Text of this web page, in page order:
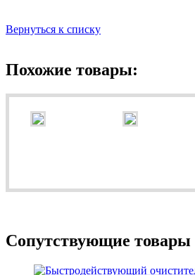
Вернуться к списку
Похожие товары:
Сопутствующие товары